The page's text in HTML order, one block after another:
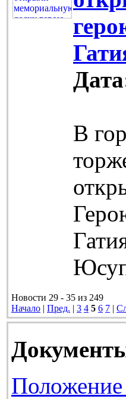
В
Новости 29 - 35 из 249
Начало | Пред. | 3 4 5 6 7 |